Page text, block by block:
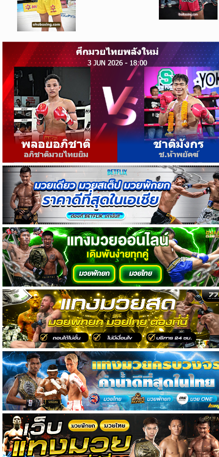
ข่าว
NBA
ข่าว
NFL
คอ
ลัม
นิ
สต์
วิเคราะห์
บอล
วิเคราะห์
NFL
วิเคราะห์
NBA
ทีเด็ด
บอล
แกล
ล
อรี่
สาว
งาม
ผล
บอล
สด
Copyright
©
24
AUG
2017